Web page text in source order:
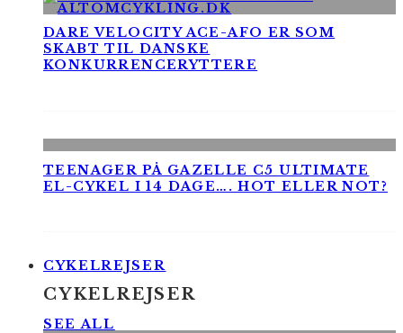
DARE VELOCITY ACE-AFO ER SOM
SKABT TIL DANSKE
KONKURRENCERYTTERE
TEENAGER PÅ GAZELLE C5 ULTIMATE
EL-CYKEL I 14 DAGE…. HOT ELLER NOT?
CYKELREJSER
CYKELREJSER
SEE ALL